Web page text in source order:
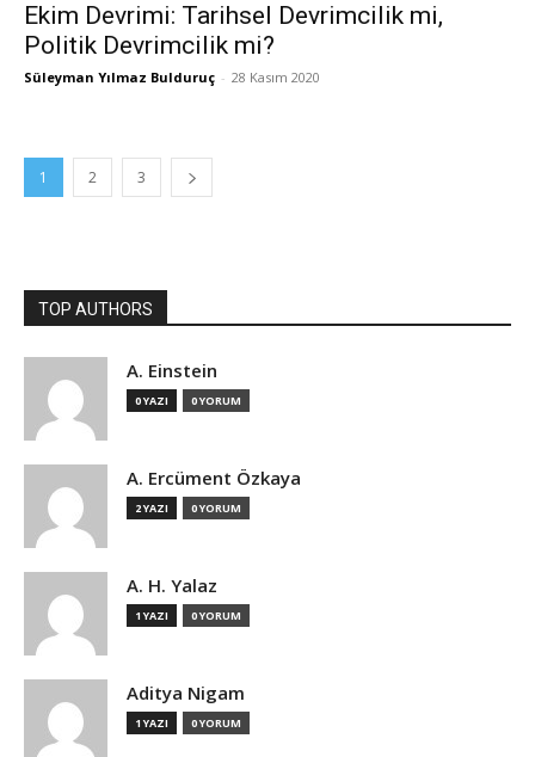
Ekim Devrimi: Tarihsel Devrimcilik mi,
Politik Devrimcilik mi?
Süleyman Yılmaz Bulduruç - 28 Kasım 2020
1 2 3
TOP AUTHORS
A. Einstein
0 YAZI 0 YORUM
A. Ercüment Özkaya
2 YAZI 0 YORUM
A. H. Yalaz
1 YAZI 0 YORUM
Aditya Nigam
1 YAZI 0 YORUM